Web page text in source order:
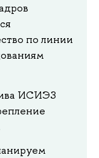
по линии
ИСИЭЗ